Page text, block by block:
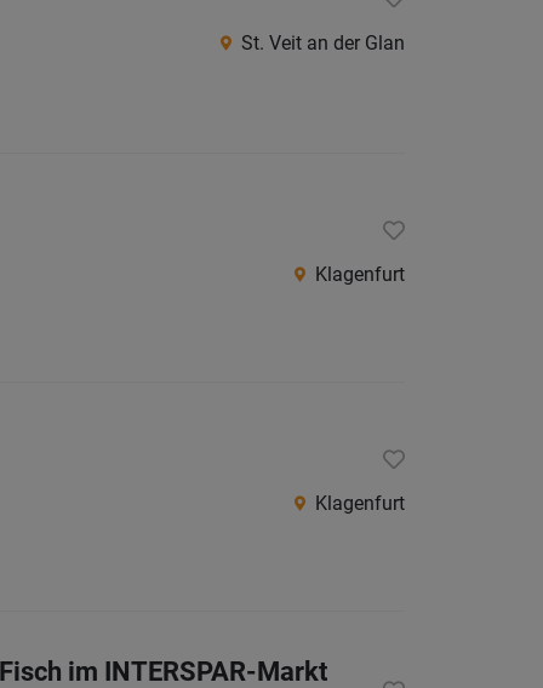
St. Veit an der Glan
Klagenfurt
Klagenfurt
im INTERSPAR-Markt